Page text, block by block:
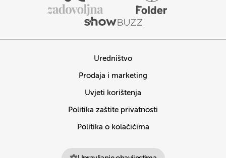
Uredništvo
Prodaja i marketing
Uvjeti korištenja
Politika zaštite privatnosti
Politika o kolačićima